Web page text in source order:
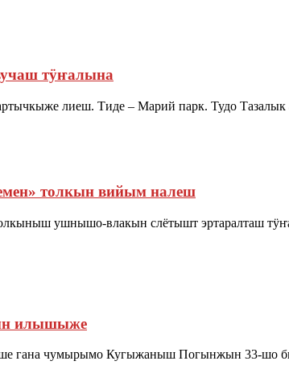
тӱҥалына
лиеш. Тиде – Марий парк. Тудо Тазалык
толкын вийым налеш
ушнышо-влакын слётышт эртаралташ
илышыже
гана чумырымо Кугыжаныш Погынжын 33-шо